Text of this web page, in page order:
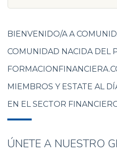
BIENVENIDO/A A
COMUNIDAD NACIDA DEL
MIEMBROS Y ESTATE AL
EN EL SECTOR
ÚNETE A NUESTRO